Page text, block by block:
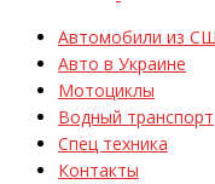
Автомобили из
Авто в Украине
Мотоциклы
Водный транспорт
Спец техника
Контакты